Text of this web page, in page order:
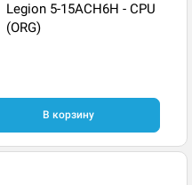
Legion 5-15ACH6H - CPU
(ORG)
В корзину